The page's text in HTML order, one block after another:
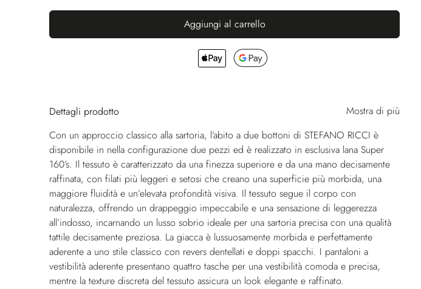
Aggiungi al carrello
Dettagli prodotto
Mostra di più
Con un approccio classico alla sartoria, l’abito a due bottoni di STEFANO RICCI è
disponibile in nella configurazione due pezzi ed è realizzato in esclusiva lana Super
160’s. Il tessuto è caratterizzato da una finezza superiore e da una mano decisamente
raffinata, con filati più leggeri e setosi che creano una superficie più morbida, una
maggiore fluidità e un’elevata profondità visiva. Il tessuto segue il corpo con
naturalezza, offrendo un drappeggio impeccabile e una sensazione di leggerezza
all’indosso, incarnando un lusso sobrio ideale per una sartoria precisa con una qualità
tattile decisamente preziosa. La giacca è lussuosamente morbida e perfettamente
aderente a uno stile classico con revers dentellati e doppi spacchi. I pantaloni a
vestibilità aderente presentano quattro tasche per una vestibilità comoda e precisa,
mentre la texture discreta del tessuto assicura un look elegante e raffinato.